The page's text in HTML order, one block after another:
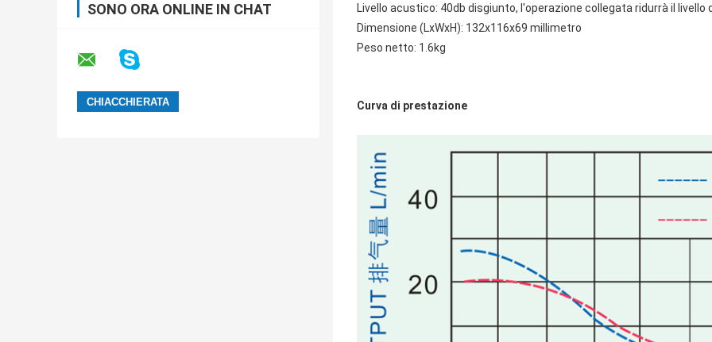
SONO ORA ONLINE IN CHAT
Livello acustico: 40db disgiunto, l'operazione collegata ridurrà il livello
Dimensione (LxWxH): 132x116x69 millimetro
Peso netto: 1.6kg
Curva di prestazione